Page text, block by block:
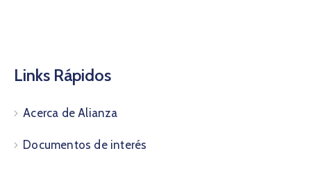
Links Rápidos
Acerca de Alianza
Documentos de interés